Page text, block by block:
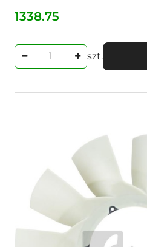
Cena:
1338.75
szt.